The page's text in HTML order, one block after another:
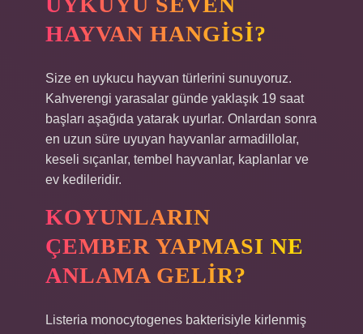
HAYVAN HANGISI?
Size en uykucu hayvan türlerini sunuyoruz.
Kahverengi yarasalar günde yaklaşık 19 saat
başları aşağıda yatarak uyurlar. Onlardan sonra
en uzun süre uyuyan hayvanlar armadillolar,
keseli sıçanlar, tembel hayvanlar, kaplanlar ve
ev kedileridir.
KOYUNLARIN
ÇEMBER YAPMASI NE
ANLAMA GELIR?
Listeria monocytogenes bakterisiyle kirlenmiş